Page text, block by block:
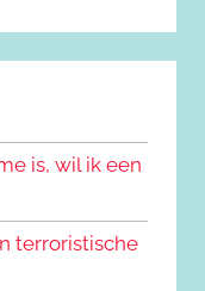
is, wil ik een
terroristische